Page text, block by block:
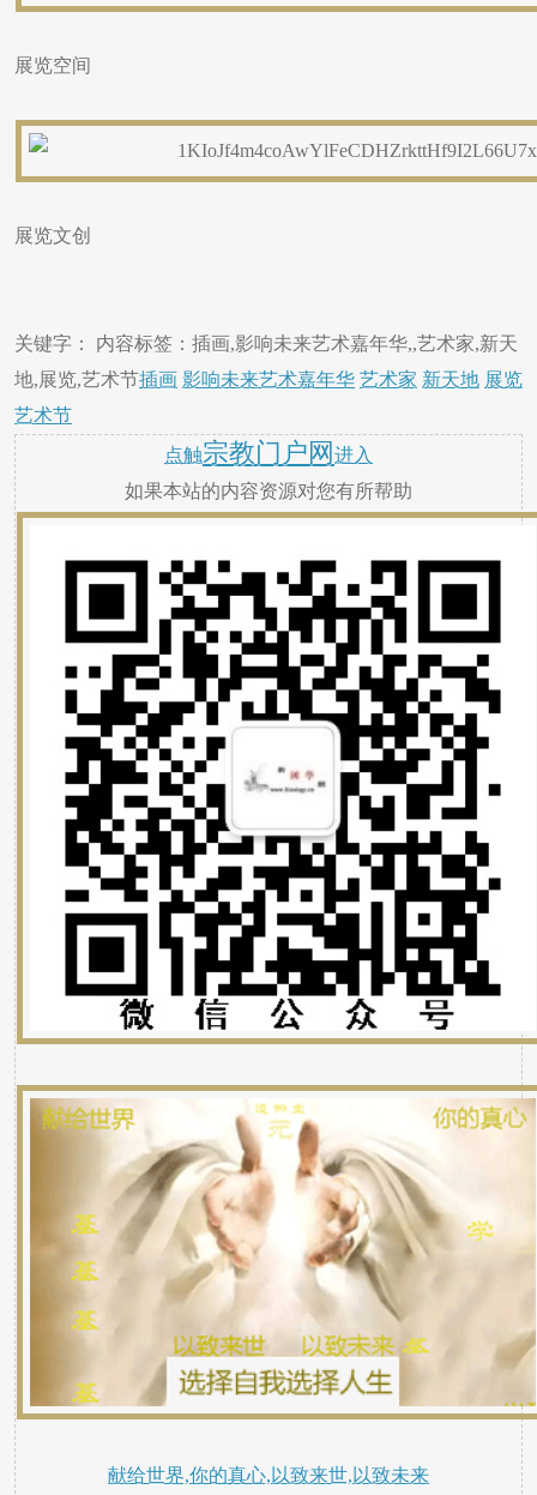
展览空间
展览文创
关键字： 内容标签：插画,影响未来艺术嘉年华,,艺术家,新天
地,展览,艺术节插画 影响未来艺术嘉年华 艺术家 新天地 展览
艺术节
点触宗教门户网 进入
如果本站的内容资源对您有所帮助
献给世界,你的真心,以致来世,以致未来